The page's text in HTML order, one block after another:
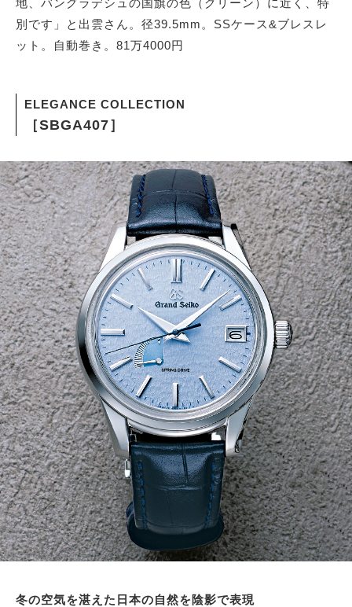
別です」と出雲さん。径39.5mm。SSケース&ブレスレ
ット。自動巻き。81万4000円
ELEGANCE COLLECTION
［SBGA407］
冬の空気を湛えた日本の自然を陰影で表現